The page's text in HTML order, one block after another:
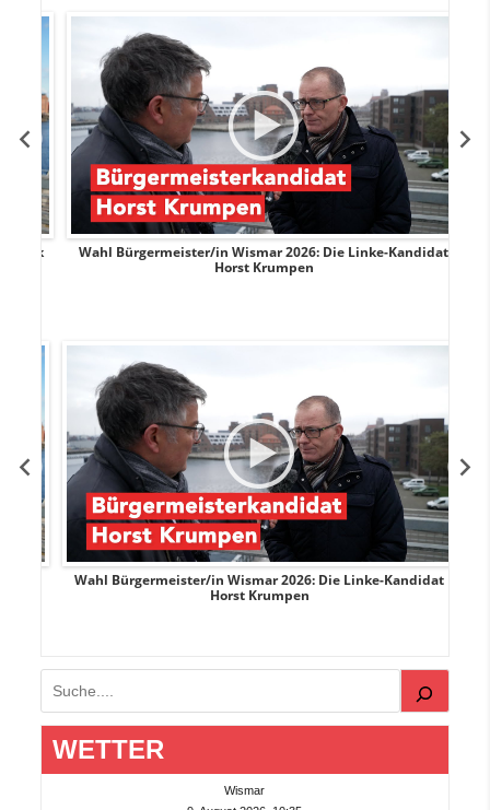
Wahl Bürgermeister/in Wismar 2026: Die Linke-Kandidat
Horst Krumpen
Wahl Bürgermeister/in Wismar 2026: Die Linke-Kandidat
Horst Krumpen
Suchen
WETTER
Wismar